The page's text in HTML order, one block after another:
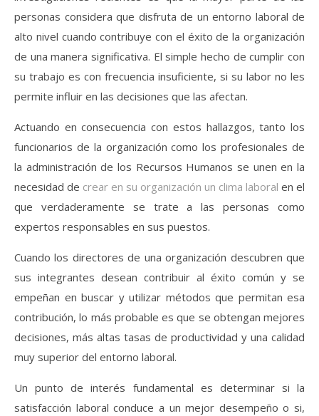
personas considera que disfruta de un entorno laboral de
alto nivel cuando contribuye con el éxito de la organización
de una manera significativa. El simple hecho de cumplir con
su trabajo es con frecuencia insuficiente, si su labor no les
permite influir en las decisiones que las afectan.
Actuando en consecuencia con estos hallazgos, tanto los
funcionarios de la organización como los profesionales de
la administración de los Recursos Humanos se unen en la
necesidad de crear en su organización un clima laboral en el
que verdaderamente se trate a las personas como
expertos responsables en sus puestos.
Cuando los directores de una organización descubren que
sus integrantes desean contribuir al éxito común y se
empeñan en buscar y utilizar métodos que permitan esa
contribución, lo más probable es que se obtengan mejores
decisiones, más altas tasas de productividad y una calidad
muy superior del entorno laboral.
Un punto de interés fundamental es determinar si la
satisfacción laboral conduce a un mejor desempeño o si,